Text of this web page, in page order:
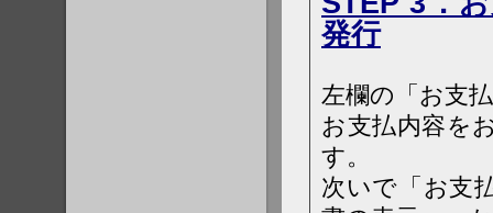
発行
左欄の「お支
お支払内容を
す。
次いで「お支